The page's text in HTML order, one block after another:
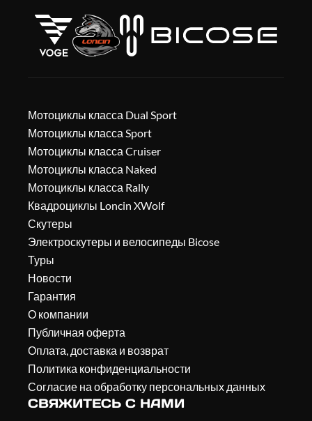
Мотоциклы класса Dual Sport
Мотоциклы класса Sport
Мотоциклы класса Cruiser
Мотоциклы класса Naked
Мотоциклы класса Rally
Квадроциклы Loncin XWolf
Скутеры
Электроскутеры и велосипеды Bicose
Туры
Новости
Гарантия
О компании
Публичная оферта
Оплата, доставка и возврат
Политика конфиденциальности
Согласие на обработку персональных данных
СВЯЖИТЕСЬ С НАМИ